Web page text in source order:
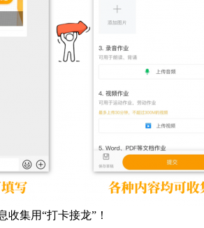
收集用“打卡接龙”！